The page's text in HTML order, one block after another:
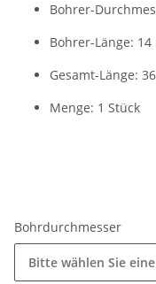
Bohrer-
Bohrer-Länge: 14
Gesamt-Länge:
Menge: 1 Stück
Bohrdurchmesser
Bitte wählen Sie